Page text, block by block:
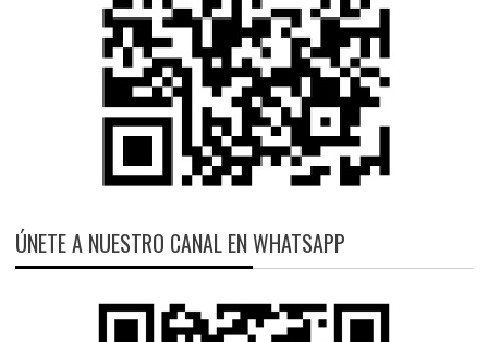
ÚNETE A NUESTRO CANAL EN WHATSAPP